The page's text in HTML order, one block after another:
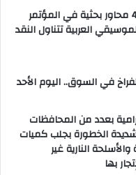
في دورته ال 34 : 4 محاور بحثية في المؤتمر
العربية تتناول النقد
في السوق.. اليوم الأحد
بعدد من المحافظات
الخطورة بجلب كميات
النارية غير
بها